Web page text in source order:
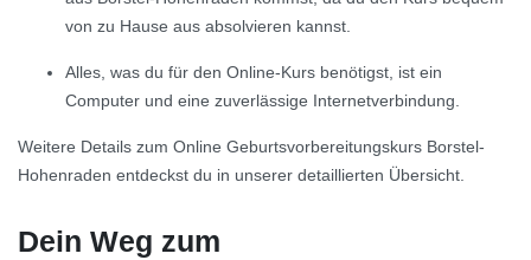
von zu Hause aus absolvieren kannst.
Alles, was du für den Online-Kurs benötigst, ist ein
Computer und eine zuverlässige Internetverbindung.
Weitere Details zum Online Geburtsvorbereitungskurs Borstel-
Hohenraden entdeckst du in unserer detaillierten Übersicht.
Dein Weg zum